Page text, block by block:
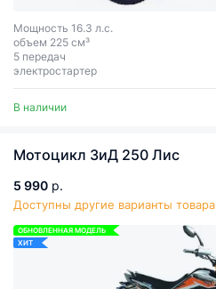
Мощность 16.3 л.с.
объем 225 см³
5 передач
электростартер
В наличии
Мотоцикл ЗиД 250 Лис
5 990 р.
Доступны другие варианты товара
ОБНОВЛЕННАЯ МОДЕЛЬ
ХИТ